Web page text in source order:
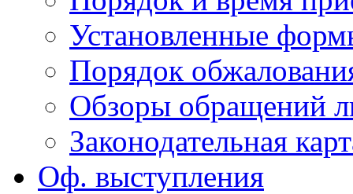
Установленные
Порядок
Обзоры обращений
Законодательная
Оф. выступления